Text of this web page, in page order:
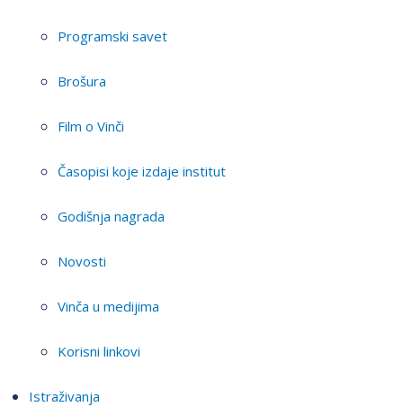
Programski savet
Brošura
Film o Vinči
Časopisi koje izdaje institut
Godišnja nagrada
Novosti
Vinča u medijima
Korisni linkovi
Istraživanja